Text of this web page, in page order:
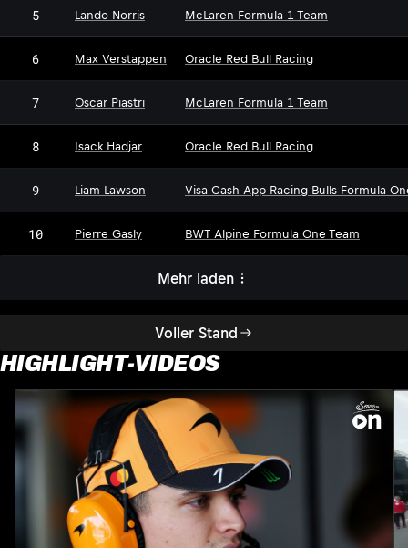
Voller Stand
5 Lando Norris McLaren Formula 1 Team
6 Max Verstappen Oracle Red Bull Racing
7 Oscar Piastri McLaren Formula 1 Team
8 Isack Hadjar Oracle Red Bull Racing
9 Liam Lawson Visa Cash App Racing Bulls Formula
10 Pierre Gasly BWT Alpine Formula One Team
Mehr laden
HIGHLIGHT-VIDEOS